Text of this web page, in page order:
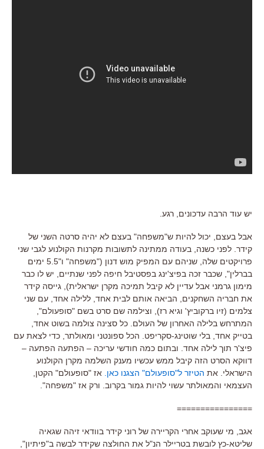
יש עוד הרבה עדכונים, רגע.
אבל בעצם, יכול להיות ש"משפחה" בעצם לא יהיה סרטה השני של
קידר. לפני כשנה, בעודה ממתינה לתשובות מקרנות הקולנוע לגבי שני
פרויקטים שלה, שניהם עם המפיק מוש דנון ("משפחה" ו"5.5 ימים
בברלין", שכבר זכה בפיצ'ינג בפסטיבל חיפה לפני שנתיים, יש לו כבר
מימון גרמני אבל עדיין לא קיבל תמיכה מקרן ישראלית), גייסה קידר
את חבריה השחקנים, הביאה אותם לבית אחד, ללילה אחד, עם שני
צלמים (זיו ברקוביץ' וגיא רז), וצילמה שם סרט בשם "סופעולם",
המתרחש בלילה האחרון של העולם. כל סצינה צולמה בשוט אחד,
בטייק אחד, בלי שוטינג-סקריפט. הכל ספונטני ומאולתר, כדי לצאת עם
פיצ'ר תוך לילה אחד. ובתום כמה חודשי עריכה – הפתעה הפתעה –
דווקא הסרט הזה קיבל ממש עכשיו מענק השלמה מקרן הקולנוע
הישראלי. את הטיזר ל"סופעולם" הצגנו כאן.
אז "סופעולם" הקטן,
העצמאי והמאולתר עשוי להיות גמור בקרוב. ורק אז "משפחה".
================
אגב, מי שעוקב אחרי הקריירה של רוני קידר בוודאי זיהה שגאיה
שליטא-כץ לובשת בטריילר הנ"ל את החולצה שקידר לבשה ב"פיתיון",